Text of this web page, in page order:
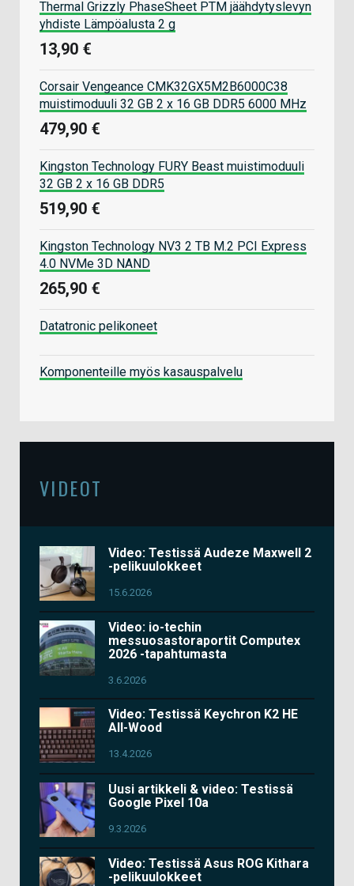
Thermal Grizzly PhaseSheet PTM jäähdytyslevyn
yhdiste Lämpöalusta 2 g
13,90 €
Corsair Vengeance CMK32GX5M2B6000C38
muistimoduuli 32 GB 2 x 16 GB DDR5 6000 MHz
479,90 €
Kingston Technology FURY Beast muistimoduuli
32 GB 2 x 16 GB DDR5
519,90 €
Kingston Technology NV3 2 TB M.2 PCI Express
4.0 NVMe 3D NAND
265,90 €
Datatronic pelikoneet
Komponenteille myös kasauspalvelu
VIDEOT
Video: Testissä Audeze Maxwell 2
-pelikuulokkeet
15.6.2026
Video: io-techin
messuosastoraportit Computex
2026 -tapahtumasta
3.6.2026
Video: Testissä Keychron K2 HE
All-Wood
13.4.2026
Uusi artikkeli & video: Testissä
Google Pixel 10a
9.3.2026
Video: Testissä Asus ROG Kithara
-pelikuulokkeet